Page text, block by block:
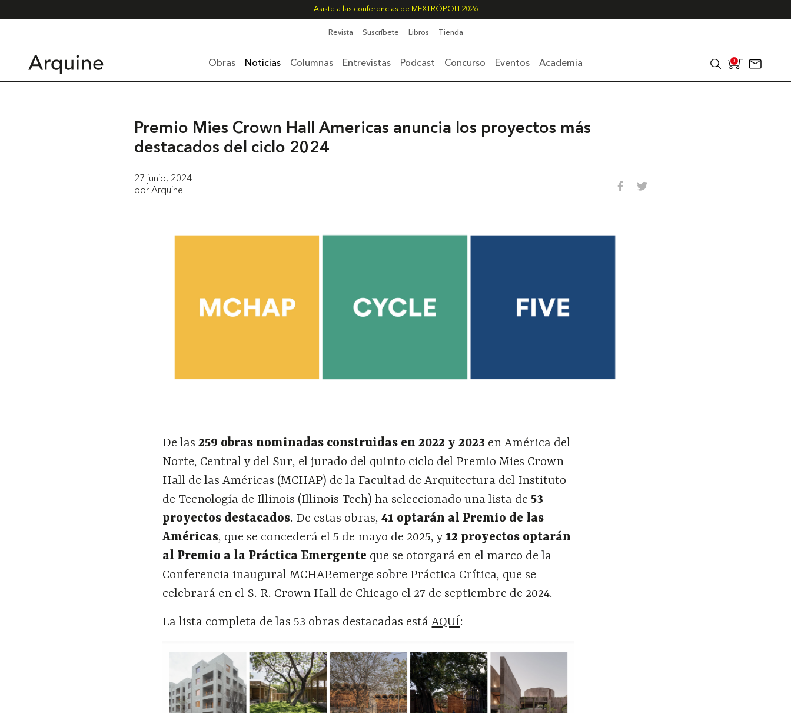
Asiste a las conferencias de MEXTRÓPOLI 2026
Revista Suscríbete Libros Tienda
Obras Noticias Columnas Entrevistas Podcast Concurso Eventos Academia 0
Premio Mies Crown Hall Americas anuncia los proyectos más
destacados del ciclo 2024
27 junio, 2024
por Arquine
De las259 obras nominadas construidas en 2022 y 2023 en América del
Norte, Central y del Sur, el jurado del quinto ciclo del Premio Mies Crown
Hall de las Américas (MCHAP) de la Facultad de Arquitectura del Instituto
de Tecnología de Illinois (Illinois Tech) ha seleccionado una lista de53
proyectos destacados. De estas obras,41 optarán al Premio de las
Américas, que se concederá el 5 de mayo de 2025, y 12 proyectos optarán
al Premio a la Práctica Emergente que se otorgará en el marco de la
Conferencia inaugural MCHAP.emerge sobre Práctica Crítica, que se
celebrará en el S. R. Crown Hall de Chicago el 27 de septiembre de 2024.
La lista completa de las 53 obras destacadas estáAQUÍ: